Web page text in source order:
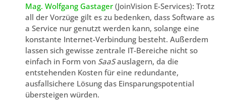
Mag. Wolfgang Gastager (JoinVision E-Services): Trotz
all der Vorzüge gilt es zu bedenken, dass Software as
a Service nur genutzt werden kann, solange eine
konstante Internet-Verbindung besteht. Außerdem
lassen sich gewisse zentrale IT-Bereiche nicht so
einfach in Form von SaaSauslagern, da die
entstehenden Kosten für eine redundante,
ausfallsichere Lösung das Einsparungspotential
übersteigen würden.